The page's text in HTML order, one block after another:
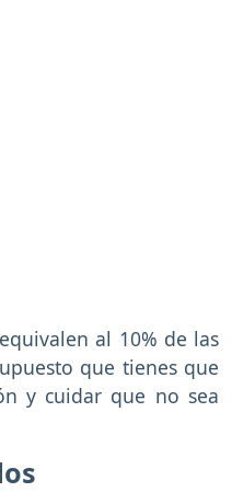
al 10% de las
que tienes que
y cuidar que no sea